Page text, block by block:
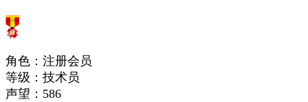
角色：注册会员
等级：技术员
声望： 586